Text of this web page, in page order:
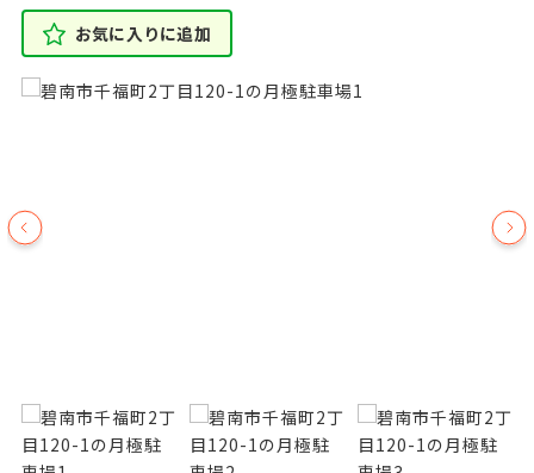
お気に入りに追加